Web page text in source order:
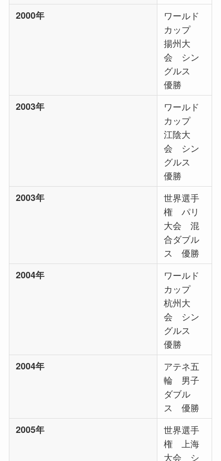
2000年
ワールド
カップ
揚州大
会 シン
グルス
優勝
2003年
ワールド
カップ
江陰大
会 シン
グルス
優勝
2003年
世界選手
権 パリ
大会 混
合ダブル
ス 優勝
2004年
ワールド
カップ
杭州大
会 シン
グルス
優勝
2004年
アテネ五
輪 男子
ダブル
ス 優勝
2005年
世界選手
権 上海
大会 シ